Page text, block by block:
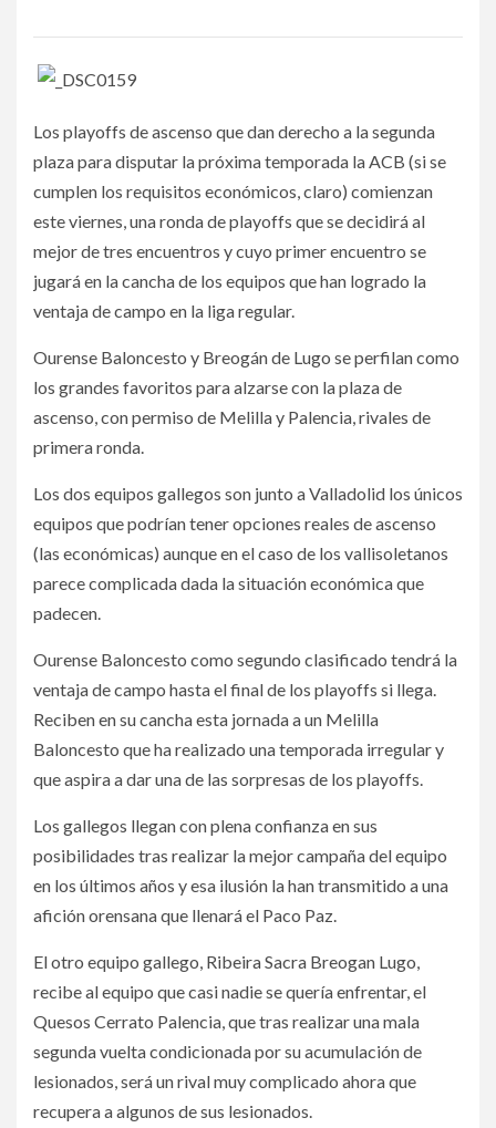
Los playoffs de ascenso que dan derecho a la segunda
plaza para disputar la próxima temporada la ACB (si se
cumplen los requisitos económicos, claro) comienzan
este viernes, una ronda de playoffs que se decidirá al
mejor de tres encuentros y cuyo primer encuentro se
jugará en la cancha de los equipos que han logrado la
ventaja de campo en la liga regular.
Ourense Baloncesto y Breogán de Lugo se perfilan como
los grandes favoritos para alzarse con la plaza de
ascenso, con permiso de Melilla y Palencia, rivales de
primera ronda.
Los dos equipos gallegos son junto a Valladolid los únicos
equipos que podrían tener opciones reales de ascenso
(las económicas) aunque en el caso de los vallisoletanos
parece complicada dada la situación económica que
padecen.
Ourense Baloncesto como segundo clasificado tendrá la
ventaja de campo hasta el final de los playoffs si llega.
Reciben en su cancha esta jornada a un Melilla
Baloncesto que ha realizado una temporada irregular y
que aspira a dar una de las sorpresas de los playoffs.
Los gallegos llegan con plena confianza en sus
posibilidades tras realizar la mejor campaña del equipo
en los últimos años y esa ilusión la han transmitido a una
afición orensana que llenará el Paco Paz.
El otro equipo gallego, Ribeira Sacra Breogan Lugo,
recibe al equipo que casi nadie se quería enfrentar, el
Quesos Cerrato Palencia, que tras realizar una mala
segunda vuelta condicionada por su acumulación de
lesionados, será un rival muy complicado ahora que
recupera a algunos de sus lesionados.